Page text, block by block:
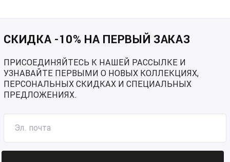
СКИДКА -10% НА ПЕРВЫЙ ЗАКАЗ
ПРИСОЕДИНЯЙТЕСЬ К НАШЕЙ РАССЫЛКЕ И
УЗНАВАЙТЕ ПЕРВЫМИ О НОВЫХ КОЛЛЕКЦИЯХ,
ПЕРСОНАЛЬНЫХ СКИДКАХ И СПЕЦИАЛЬНЫХ
ПРЕДЛОЖЕНИЯХ.